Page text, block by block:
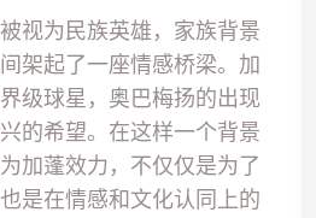
视为民族英雄，家族背景
架起了一座情感桥梁。加
级球星，奥巴梅扬的出现
的希望。在这样一个背景
加蓬效力，不仅仅是为了
是在情感和文化认同上的